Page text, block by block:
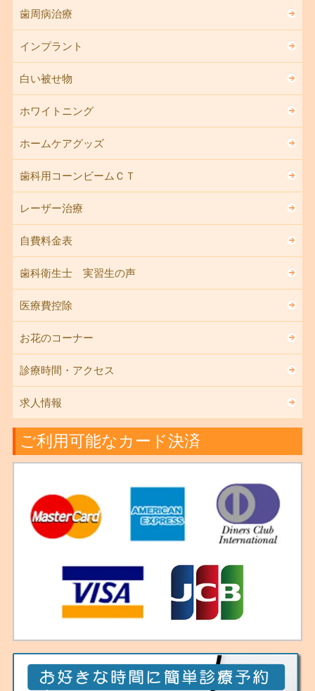
歯周病治療
インプラント
白い被せ物
ホワイトニング
ホームケアグッズ
歯科用コーンビームＣＴ
レーザー治療
自費料金表
歯科衛生士 実習生の声
医療費控除
お花のコーナー
診療時間・アクセス
求人情報
ご利用可能なカード決済